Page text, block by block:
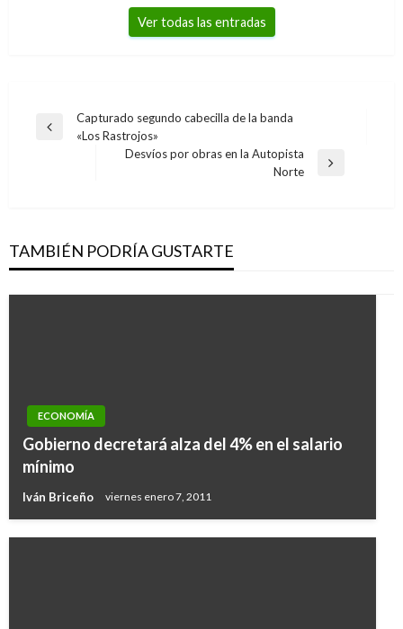
Ver todas las entradas
Navegación
Entrada
Capturado segundo cabecilla de la banda
«Los Rastrojos»
Desvíos por obras en la Autopista
Norte
TAMBIÉN PODRÍA GUSTARTE
ECONOMÍA
Gobierno decretará alza del 4% en el salario
mínimo
Iván Briceño viernes enero 7, 2011